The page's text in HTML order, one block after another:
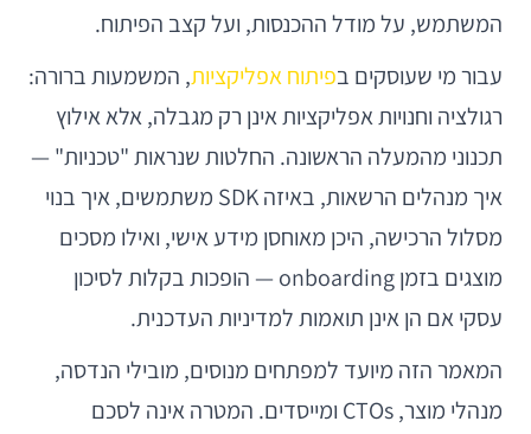
המשתמש, על מודל ההכנסות, ועל קצב הפיתוח.
עבור מי שעוסקים בפיתוח אפליקציות, המשמעות ברורה:
רגולציה וחנויות אפליקציות אינן רק מגבלה, אלא אילוץ
תכנוני מהמעלה הראשונה. החלטות שנראות "טכניות" —
איך מנהלים הרשאות, באיזה SDK משתמשים, איך בנוי
מסלול הרכישה, היכן מאוחסן מידע אישי, ואילו מסכים
מוצגים בזמן onboarding — הופכות בקלות לסיכון
עסקי אם הן אינן תואמות למדיניות העדכנית.
המאמר הזה מיועד למפתחים מנוסים, מובילי הנדסה,
מנהלי מוצר, CTOs ומייסדים. המטרה אינה לסכם